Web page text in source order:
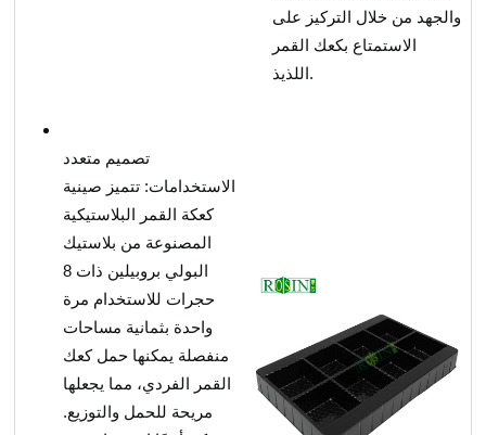
والجهد من خلال التركيز على
الاستمتاع بكعك القمر
اللذيذ.
تصميم متعدد
الاستخدامات: تتميز صينية
كعكة القمر البلاستيكية
المصنوعة من بلاستيك
البولي بروبيلين ذات 8
حجرات للاستخدام مرة
واحدة بثمانية مساحات
منفصلة يمكنها حمل كعك
القمر الفردي، مما يجعلها
مريحة للحمل والتوزيع.